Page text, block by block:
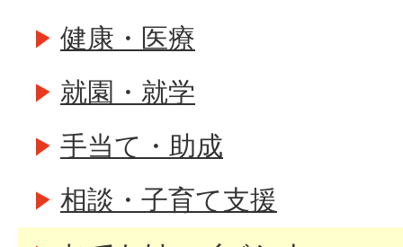
健康・医療
就園・就学
手当て・助成
相談・子育て支援